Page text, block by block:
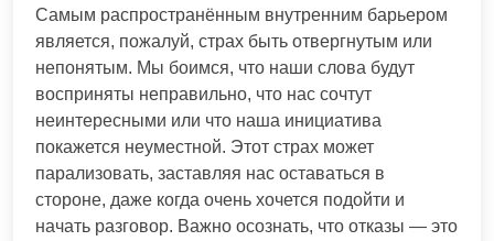
Самым распространённым внутренним барьером
является, пожалуй, страх быть отвергнутым или
непонятым. Мы боимся, что наши слова будут
восприняты неправильно, что нас сочтут
неинтересными или что наша инициатива
покажется неуместной. Этот страх может
парализовать, заставляя нас оставаться в
стороне, даже когда очень хочется подойти и
начать разговор. Важно осознать, что отказы — это